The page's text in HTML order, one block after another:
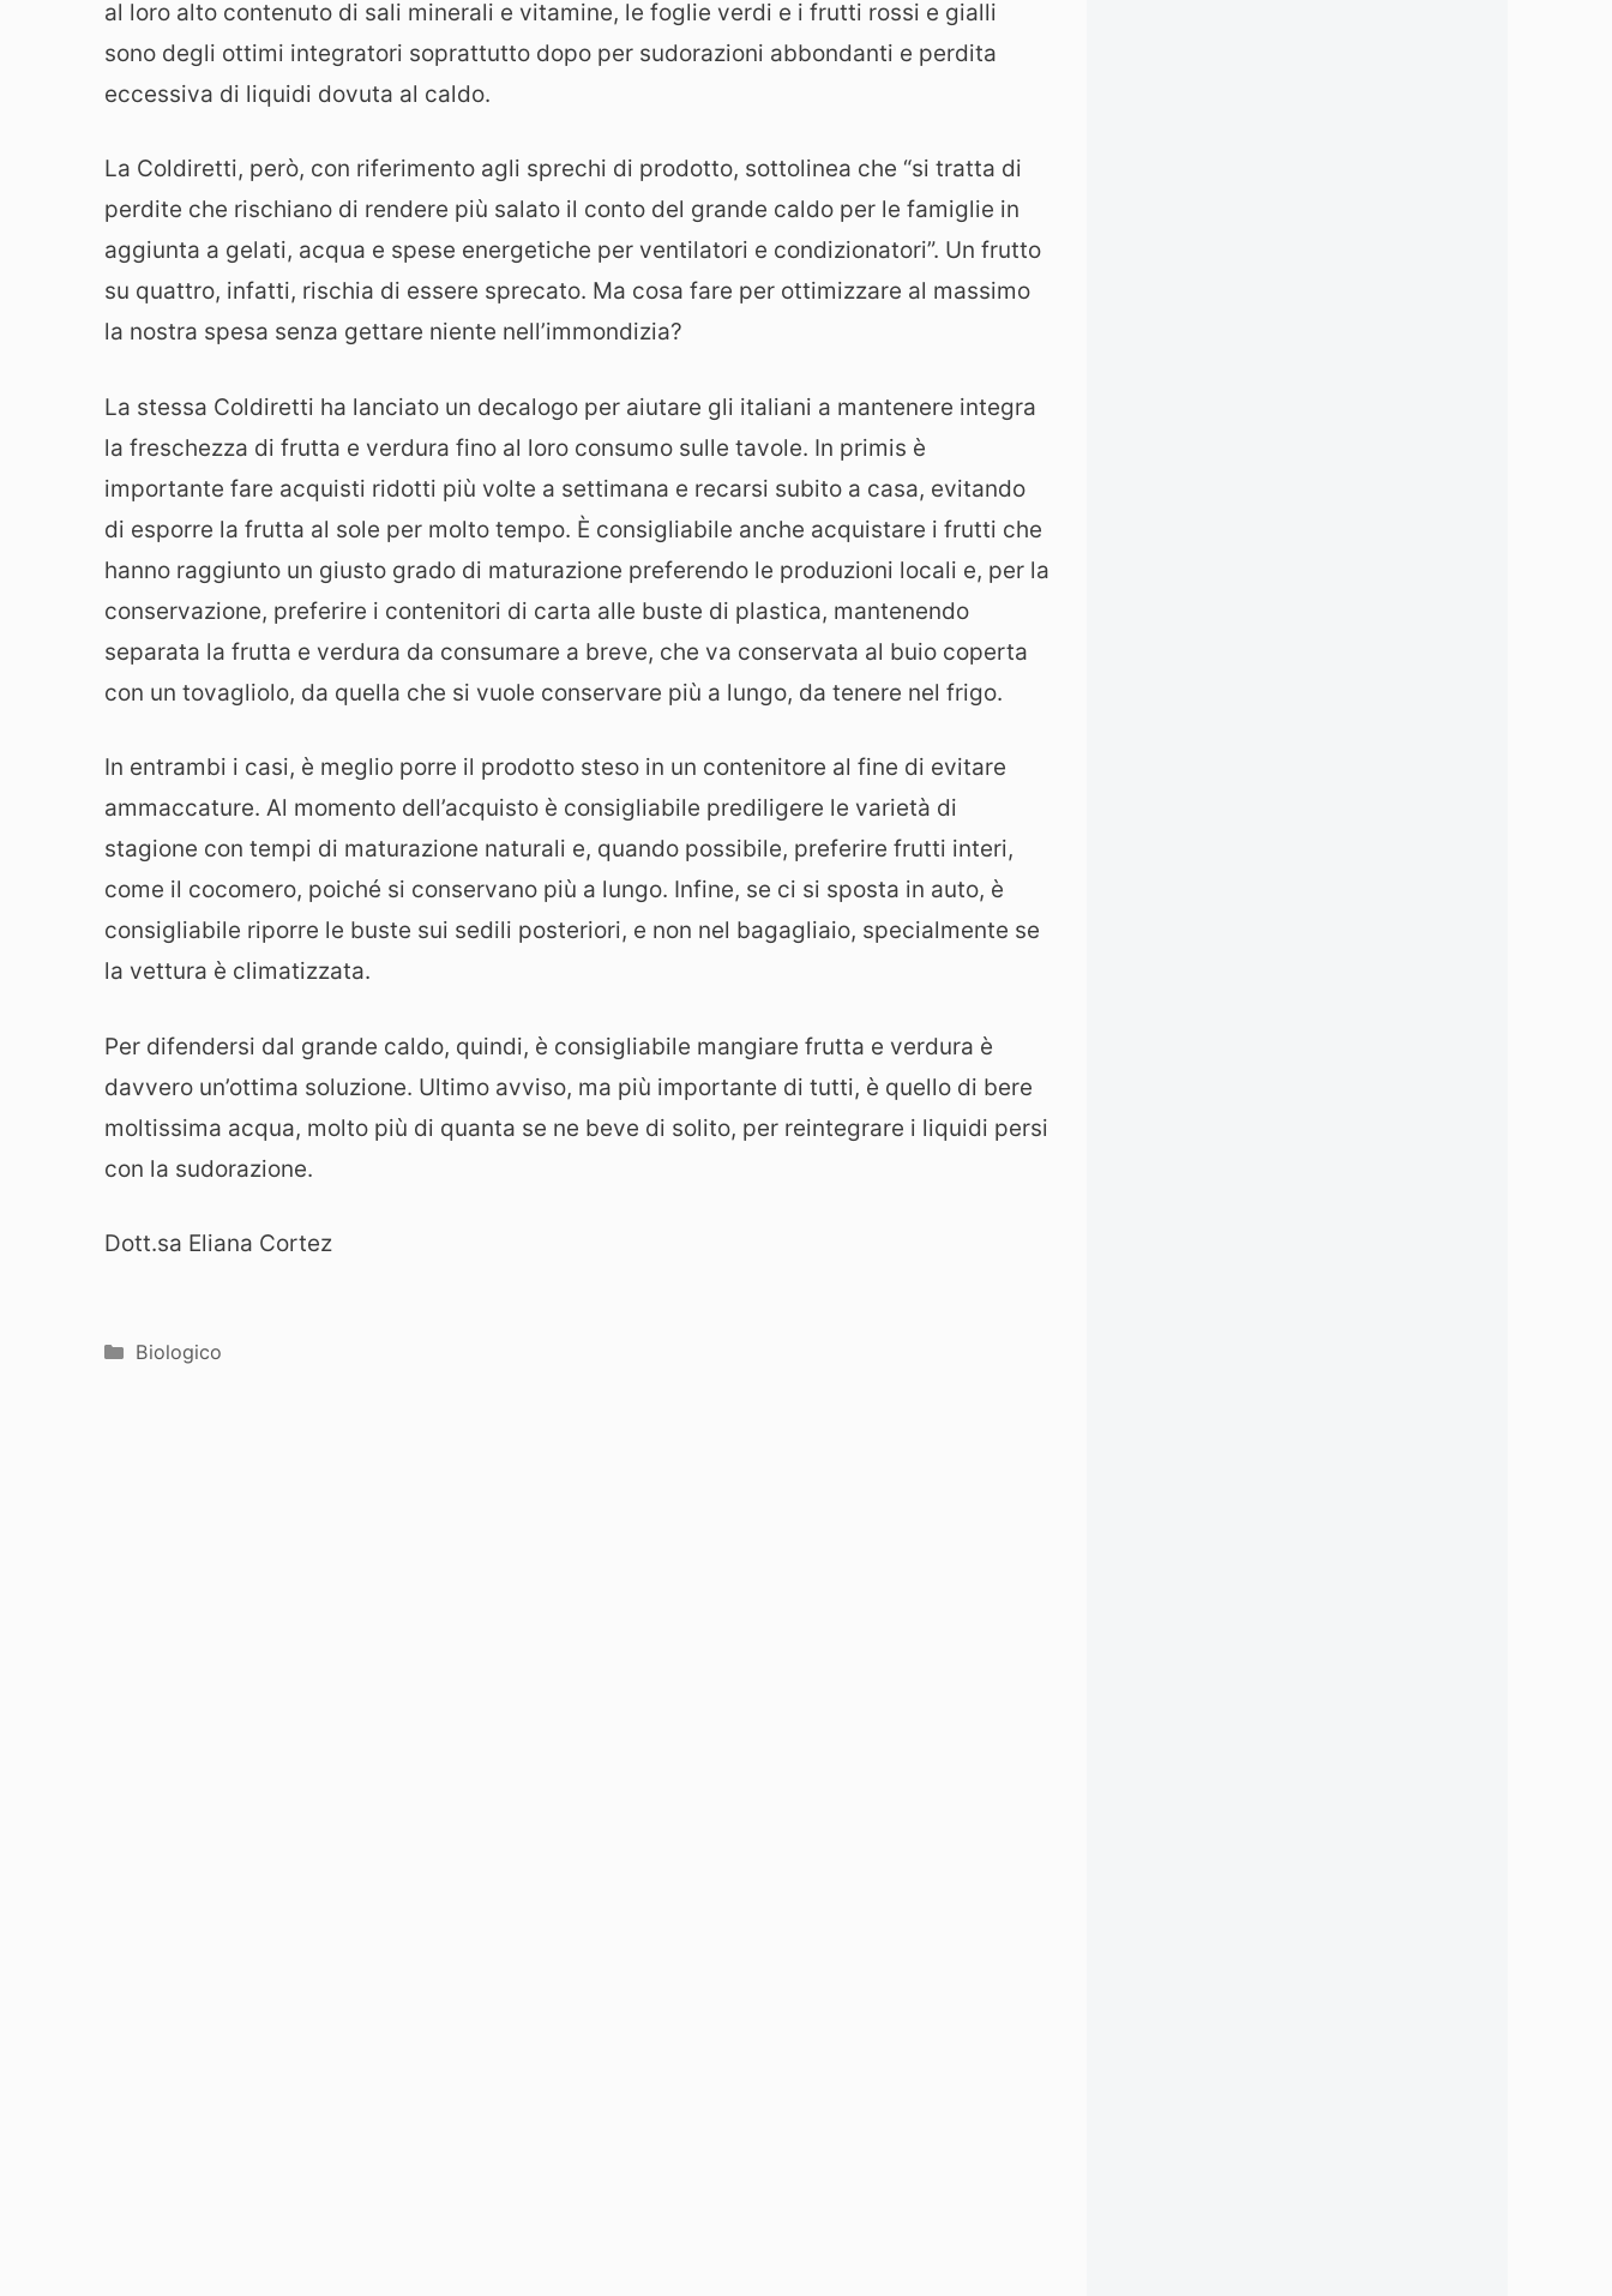
al loro alto contenuto di sali minerali e vitamine, le foglie verdi e i frutti rossi e gialli
sono degli ottimi integratori soprattutto dopo per sudorazioni abbondanti e perdita
eccessiva di liquidi dovuta al caldo.
La Coldiretti, però, con riferimento agli sprechi di prodotto, sottolinea che “si tratta di
perdite che rischiano di rendere più salato il conto del grande caldo per le famiglie in
aggiunta a gelati, acqua e spese energetiche per ventilatori e condizionatori”. Un frutto
su quattro, infatti, rischia di essere sprecato. Ma cosa fare per ottimizzare al massimo
la nostra spesa senza gettare niente nell’immondizia?
La stessa Coldiretti ha lanciato un decalogo per aiutare gli italiani a mantenere integra
la freschezza di frutta e verdura fino al loro consumo sulle tavole. In primis è
importante fare acquisti ridotti più volte a settimana e recarsi subito a casa, evitando
di esporre la frutta al sole per molto tempo. È consigliabile anche acquistare i frutti che
hanno raggiunto un giusto grado di maturazione preferendo le produzioni locali e, per la
conservazione, preferire i contenitori di carta alle buste di plastica, mantenendo
separata la frutta e verdura da consumare a breve, che va conservata al buio coperta
con un tovagliolo, da quella che si vuole conservare più a lungo, da tenere nel frigo.
In entrambi i casi, è meglio porre il prodotto steso in un contenitore al fine di evitare
ammaccature. Al momento dell’acquisto è consigliabile prediligere le varietà di
stagione con tempi di maturazione naturali e, quando possibile, preferire frutti interi,
come il cocomero, poiché si conservano più a lungo. Infine, se ci si sposta in auto, è
consigliabile riporre le buste sui sedili posteriori, e non nel bagagliaio, specialmente se
la vettura è climatizzata.
Per difendersi dal grande caldo, quindi, è consigliabile mangiare frutta e verdura è
davvero un’ottima soluzione. Ultimo avviso, ma più importante di tutti, è quello di bere
moltissima acqua, molto più di quanta se ne beve di solito, per reintegrare i liquidi persi
con la sudorazione.
Dott.sa Eliana Cortez
Categorie
Biologico